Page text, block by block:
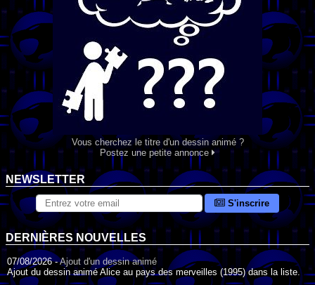
Vous cherchez le titre d'un dessin animé ?
Postez une petite annonce
NEWSLETTER
S'inscrire
DERNIÈRES NOUVELLES
07/08/2026 -Ajout d'un dessin animé
Ajout du dessin animé Alice au pays des merveilles (1995) dans la liste.